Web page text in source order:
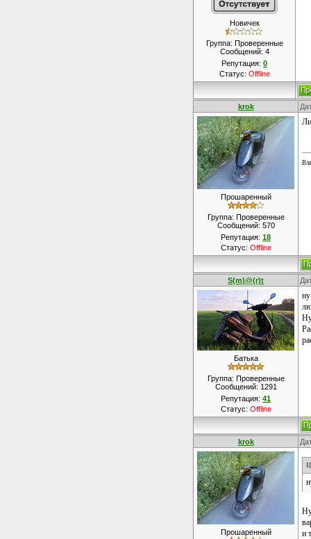
Новичек
Группа: Проверенные
Сообщений: 4
Репутация: 0
Статус: Offline
krok
Прошаренный
Группа: Проверенные
Сообщений: 570
Репутация: 18
Статус: Offline
S(m)@(r)t
Батька
Группа: Проверенные
Сообщений: 1291
Репутация: 41
Статус: Offline
krok
Прошаренный
и